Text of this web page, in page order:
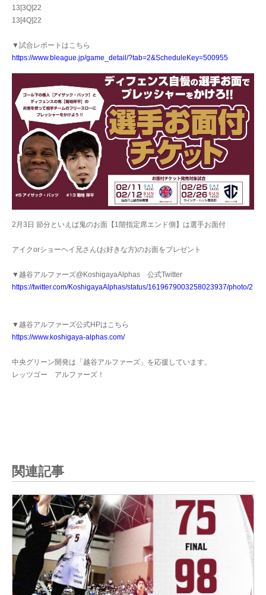
13[3Q]22
13[4Q]22
▼試合レポートはこちら
https://www.bleague.jp/game_detail/?tab=2&ScheduleKey=500955
2月3日 節分といえば鬼のお面【1階指定席エンド側】は選手お面付
アイクorショーヘイ兄さん(お好きな方)のお面をプレゼント
▼越谷アルファーズ@KoshigayaAlphas 公式Twitter
https://twitter.com/KoshigayaAlphas/status/1619679003258023937/photo/2
▼越谷アルファーズ公式HPはこちら
https://www.koshigaya-alphas.com/
中央グリーン開発は「越谷アルファーズ」を応援しています。
レッツゴー アルファーズ！
関連記事